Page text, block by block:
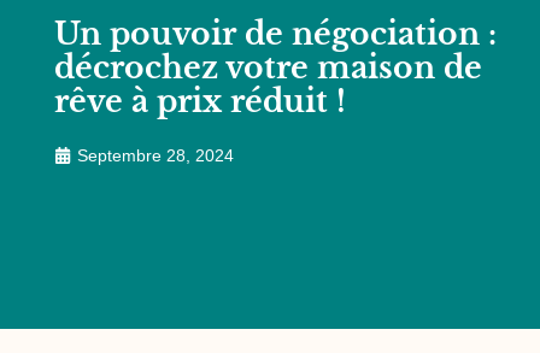
Un pouvoir de négociation :
décrochez votre maison de
rêve à prix réduit !
Septembre 28, 2024